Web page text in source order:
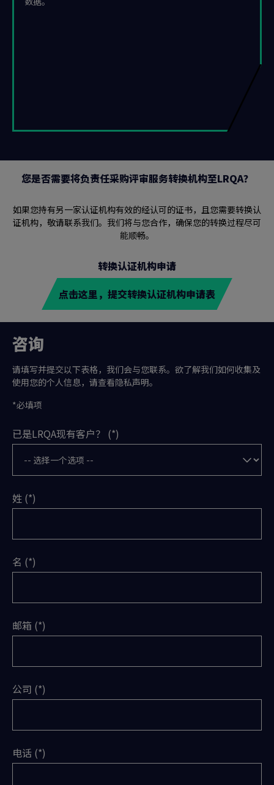
您是否需要将负责任采购评审服务转换机构至LRQA？
如果您持有另一家认证机构有效的经认可的证书，且您需要转换认
证机构，敬请联系我们。我们将与您合作，确保您的转换过程尽可
能顺畅。
转换认证机构申请
点击这里，提交转换认证机构申请表
咨询
请填写并提交以下表格，我们会与您联系。欲了解我们如何收集及
使用您的个人信息，请查看隐私声明。
*必填项
已是LRQA现有客户？
姓
名
邮箱
公司
电话